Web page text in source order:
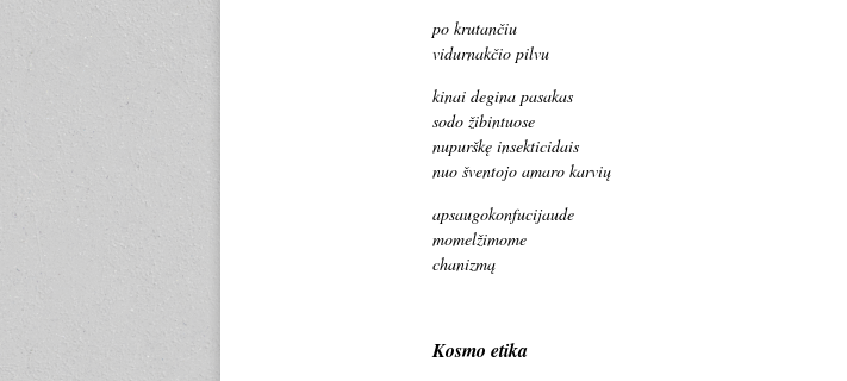
po krutančiu
vidurnakčio pilvu
kinai degina pasakas
sodo žibintuose
nupurškę insekticidais
nuo šventojo amaro karvių
apsaugokonfucijaude
momelžimome
chanizmą
Kosmo etika